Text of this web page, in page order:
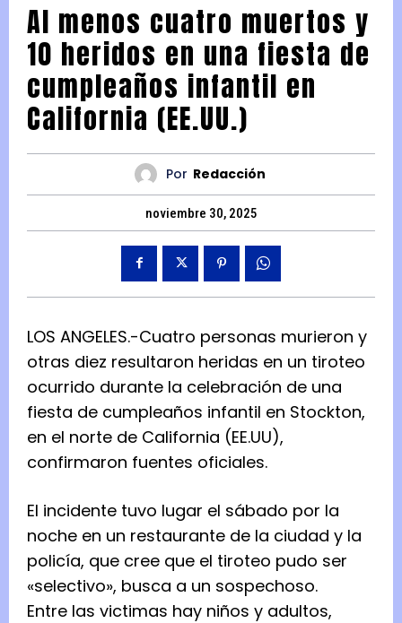
Al menos cuatro muertos y
10 heridos en una fiesta de
cumpleaños infantil en
California (EE.UU.)
Por Redacción
noviembre 30, 2025
LOS ANGELES.-Cuatro personas murieron y
otras diez resultaron heridas en un tiroteo
ocurrido durante la celebración de una
fiesta de cumpleaños infantil en Stockton,
en el norte de California (EE.UU),
confirmaron fuentes oficiales.
El incidente tuvo lugar el sábado por la
noche en un restaurante de la ciudad y la
policía, que cree que el tiroteo pudo ser
«selectivo», busca a un sospechoso.
Entre las victimas hay niños y adultos,